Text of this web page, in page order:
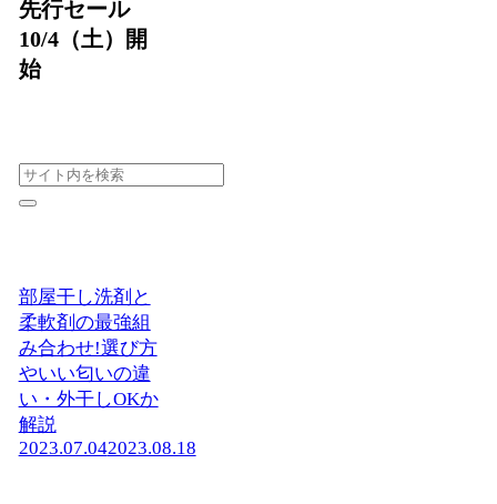
先行セール
10/4（土）開
始
部屋干し洗剤と
柔軟剤の最強組
み合わせ!選び方
やいい匂いの違
い・外干しOKか
解説
2023.07.042023.08.18